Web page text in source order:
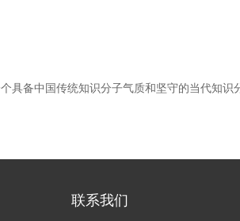
备中国传统知识分子气质和坚守的当代知识
联系我们